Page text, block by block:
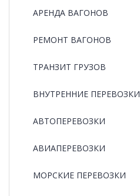
АРЕНДА ВАГОНОВ
РЕМОНТ ВАГОНОВ
ТРАНЗИТ ГРУЗОВ
ВНУТРЕННИЕ ПЕРЕВОЗКИ
АВТОПЕРЕВОЗКИ
АВИАПЕРЕВОЗКИ
МОРСКИЕ ПЕРЕВОЗКИ